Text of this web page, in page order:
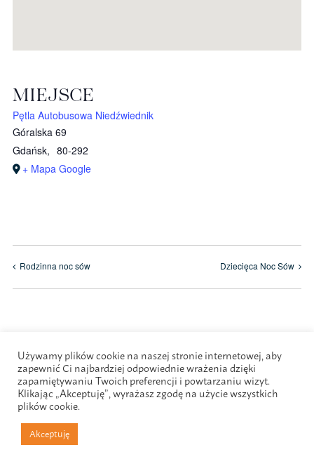
MIEJSCE
Pętla Autobusowa Niedźwiednik
Góralska 69
Gdańsk, 80-292
+ Mapa Google
Rodzinna noc sów Dziecięca Noc Sów
Używamy plików cookie na naszej stronie internetowej, aby
zapewnić Ci najbardziej odpowiednie wrażenia dzięki
zapamiętywaniu Twoich preferencji i powtarzaniu wizyt.
Klikając „Akceptuję”, wyrażasz zgodę na użycie wszystkich
plików cookie.
Akceptuję